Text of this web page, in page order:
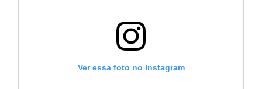
Ver essa foto no Instagram